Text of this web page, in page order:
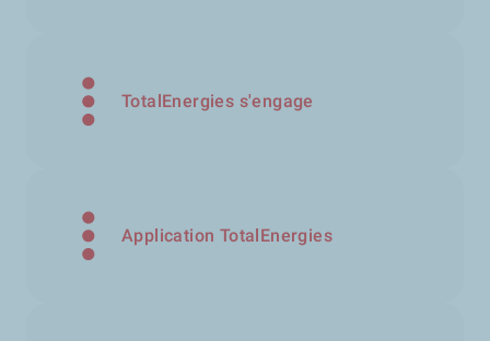
TotalEnergies s'engage
Application TotalEnergies